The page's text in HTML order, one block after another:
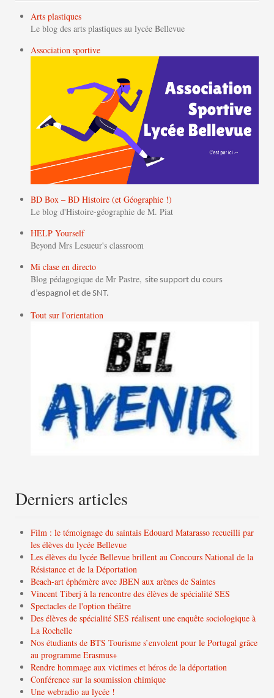
Arts plastiques
Le blog des arts plastiques au lycée Bellevue
Association sportive
BD Box – BD Histoire (et Géographie !)
Le blog d'Histoire-géographie de M. Piat
HELP Yourself
Beyond Mrs Lesueur's classroom
Mi clase en directo
Blog pédagogique de Mr Pastre, site support du cours
d’espagnol et de SNT.
Tout sur l'orientation
Derniers articles
Film : le témoignage du saintais Edouard Matarasso recueilli par
les élèves du lycée Bellevue
Les élèves du lycée Bellevue brillent au Concours National de la
Résistance et de la Déportation
Beach-art éphémère avec JBEN aux arènes de Saintes
Vincent Tiberj à la rencontre des élèves de spécialité SES
Spectacles de l'option théâtre
Des élèves de spécialité SES réalisent une enquête sociologique à
La Rochelle
Nos étudiants de BTS Tourisme s’envolent pour le Portugal grâce
au programme Erasmus+
Rendre hommage aux victimes et héros de la déportation
Conférence sur la soumission chimique
Une webradio au lycée !